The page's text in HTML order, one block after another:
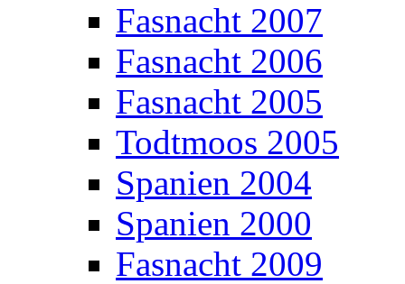
Fasnacht 2007
Fasnacht 2006
Fasnacht 2005
Todtmoos 2005
Spanien 2004
Spanien 2000
Fasnacht 2009